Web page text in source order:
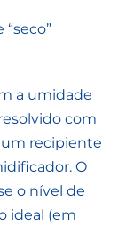
a umidade
com
recipiente
O
o nível de
ideal (em